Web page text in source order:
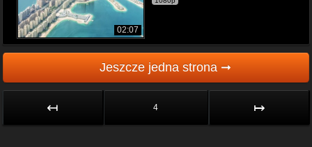
02:07
Jeszcze jedna strona ➞
↤ 4 ↦